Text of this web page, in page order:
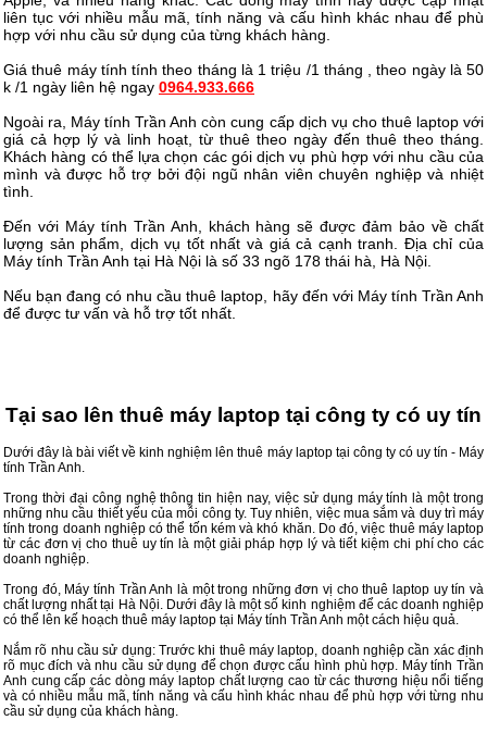
liên tục với nhiều mẫu mã, tính năng và cấu hình khác nhau để phù
hợp với nhu cầu sử dụng của từng khách hàng.
Giá thuê máy tính tính theo tháng là 1 triệu /1 tháng , theo ngày là 50
k /1 ngày liên hệ ngay 0964.933.666
Ngoài ra, Máy tính Trần Anh còn cung cấp dịch vụ cho thuê laptop với
giá cả hợp lý và linh hoạt, từ thuê theo ngày đến thuê theo tháng.
Khách hàng có thể lựa chọn các gói dịch vụ phù hợp với nhu cầu của
mình và được hỗ trợ bởi đội ngũ nhân viên chuyên nghiệp và nhiệt
tình.
Đến với Máy tính Trần Anh, khách hàng sẽ được đảm bảo về chất
lượng sản phẩm, dịch vụ tốt nhất và giá cả cạnh tranh. Địa chỉ của
Máy tính Trần Anh tại Hà Nội là số 33 ngõ 178 thái hà, Hà Nội.
Nếu bạn đang có nhu cầu thuê laptop, hãy đến với Máy tính Trần Anh
để được tư vấn và hỗ trợ tốt nhất.
Tại sao lên thuê máy laptop tại công ty có uy tín
Dưới đây là bài viết về kinh nghiệm lên thuê máy laptop tại công ty có uy tín - Máy
tính Trần Anh.
Trong thời đại công nghệ thông tin hiện nay, việc sử dụng máy tính là một trong
những nhu cầu thiết yếu của mỗi công ty. Tuy nhiên, việc mua sắm và duy trì máy
tính trong doanh nghiệp có thể tốn kém và khó khăn. Do đó, việc thuê máy laptop
từ các đơn vị cho thuê uy tín là một giải pháp hợp lý và tiết kiệm chi phí cho các
doanh nghiệp.
Trong đó, Máy tính Trần Anh là một trong những đơn vị cho thuê laptop uy tín và
chất lượng nhất tại Hà Nội. Dưới đây là một số kinh nghiệm để các doanh nghiệp
có thể lên kế hoạch thuê máy laptop tại Máy tính Trần Anh một cách hiệu quả.
Nắm rõ nhu cầu sử dụng: Trước khi thuê máy laptop, doanh nghiệp cần xác định
rõ mục đích và nhu cầu sử dụng để chọn được cấu hình phù hợp. Máy tính Trần
Anh cung cấp các dòng máy laptop chất lượng cao từ các thương hiệu nổi tiếng
và có nhiều mẫu mã, tính năng và cấu hình khác nhau để phù hợp với từng nhu
cầu sử dụng của khách hàng.